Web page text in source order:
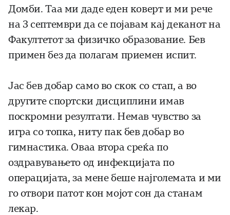
Домби. Таа ми даде еден коверт и ми рече
на 3 септември да се појавам кај деканот на
Факултетот за физичко образование. Бев
примен без да полагам приемен испит.
Јас бев добар само во скок со стап, а во
другите спортски дисциплини имав
поскромни резултати. Немав чувство за
игра со топка, ниту пак бев добар во
гимнастика. Оваа втора среќа по
оздравувањето од инфекцијата по
операцијата, за мене беше најголемата и ми
го отвори патот кон мојот сон да станам
лекар.